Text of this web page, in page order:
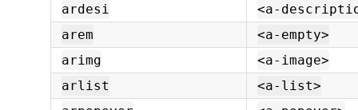
ardesi
<a-
arem
<a-empty>
arimg
<a-image>
arlist
<a-list>